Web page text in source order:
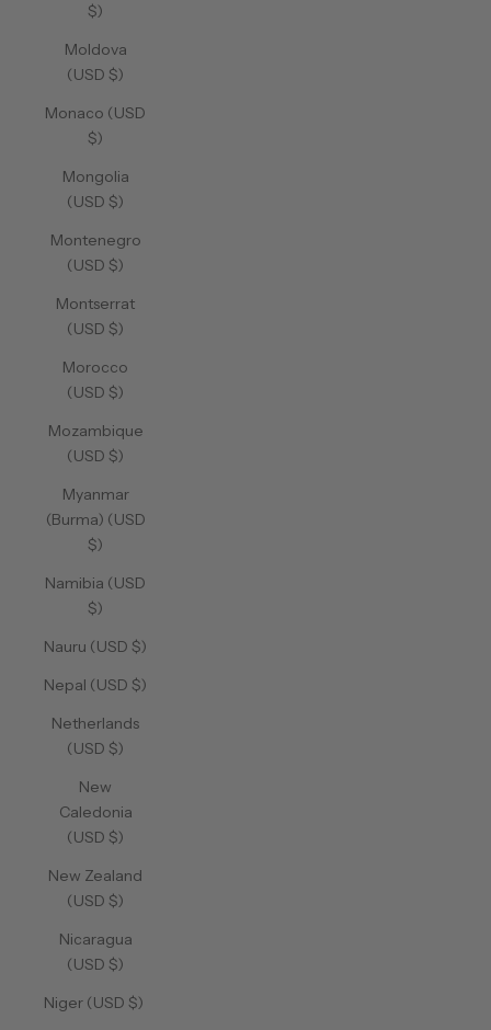
$)
Moldova
(USD $)
Monaco (USD
$)
Mongolia
(USD $)
Montenegro
(USD $)
Montserrat
(USD $)
Morocco
(USD $)
Mozambique
(USD $)
Myanmar
(Burma) (USD
$)
Namibia (USD
$)
Nauru (USD $)
Nepal (USD $)
Netherlands
(USD $)
New
Caledonia
(USD $)
New Zealand
(USD $)
Nicaragua
(USD $)
Niger (USD $)